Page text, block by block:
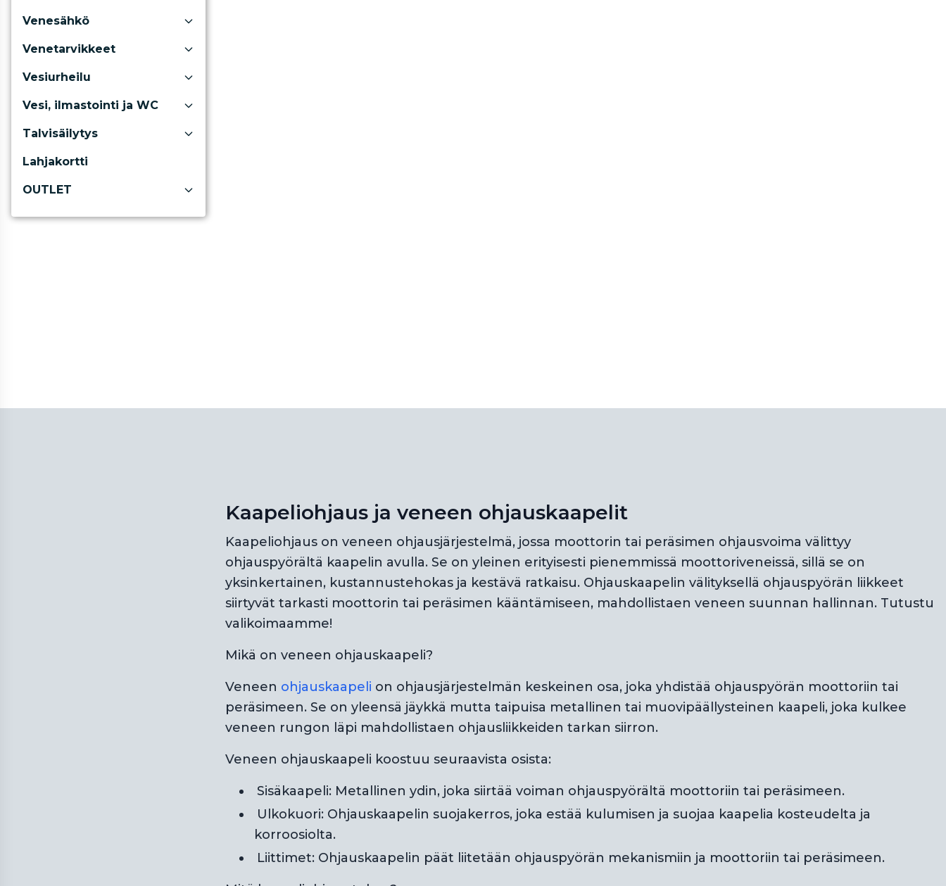
Venesähkö
Venetarvikkeet
Vesiurheilu
Vesi, ilmastointi ja WC
Talvisäilytys
Lahjakortti
OUTLET
Kaapeliohjaus ja veneen ohjauskaapelit
Kaapeliohjaus on veneen ohjausjärjestelmä, jossa moottorin tai peräsimen ohjausvoima välittyy
ohjauspyörältä kaapelin avulla. Se on yleinen erityisesti pienemmissä moottoriveneissä, sillä se on
yksinkertainen, kustannustehokas ja kestävä ratkaisu. Ohjauskaapelin välityksellä ohjauspyörän liikkeet
siirtyvät tarkasti moottorin tai peräsimen kääntämiseen, mahdollistaen veneen suunnan hallinnan. Tutustu
valikoimaamme!
Mikä on veneen ohjauskaapeli?
Veneen ohjauskaapeli on ohjausjärjestelmän keskeinen osa, joka yhdistää ohjauspyörän moottoriin tai
peräsimeen. Se on yleensä jäykkä mutta taipuisa metallinen tai muovipäällysteinen kaapeli, joka kulkee
veneen rungon läpi mahdollistaen ohjausliikkeiden tarkan siirron.
Veneen ohjauskaapeli koostuu seuraavista osista:
Sisäkaapeli: Metallinen ydin, joka siirtää voiman ohjauspyörältä moottoriin tai peräsimeen.
Ulkokuori: Ohjauskaapelin suojakerros, joka estää kulumisen ja suojaa kaapelia kosteudelta ja
korroosiolta.
Liittimet: Ohjauskaapelin päät liitetään ohjauspyörän mekanismiin ja moottoriin tai peräsimeen.